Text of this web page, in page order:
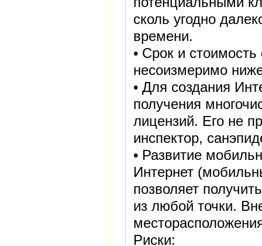
сколь угодно
времени.
• Срок и
несоизмеримо
• Для создания
получения
лицензий. Его не
инспектор,
• Развитие
Интернет
позволяет
из любой точки.
Риски: